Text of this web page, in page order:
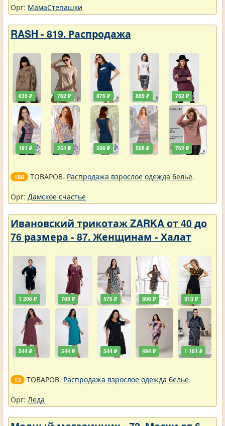
Орг: МамаСтепашки
RASH - 819. Распродажа
635 ₽
191 ₽
762 ₽
254 ₽
876 ₽
508 ₽
889 ₽
508 ₽
762 ₽
762 ₽
189 ТОВАРОВ. Распродажа взрослое одежда белье.
Орг: Дамское счастье
Ивановский трикотаж ZARKA от 40 до
76 размера - 87. Женщинам - Халат
1 206 ₽
544 ₽
769 ₽
544 ₽
575 ₽
544 ₽
806 ₽
494 ₽
313 ₽
1 181 ₽
13 ТОВАРОВ. Распродажа взрослое одежда белье.
Орг: Леда